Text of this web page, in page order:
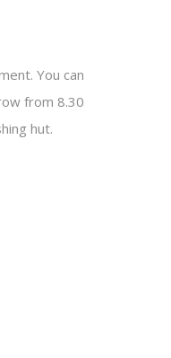
You can
from 8.30
hut.